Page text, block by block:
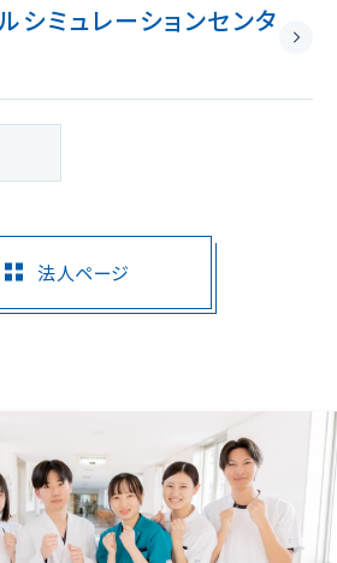
シミュレーションセンタ
法人ページ